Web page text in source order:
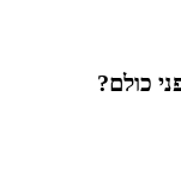
כולם?